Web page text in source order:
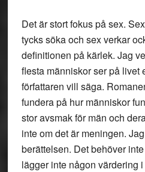
Det är stort fokus på sex.
tycks söka och sex verkar
definitionen på kärlek. Jag
flesta människor ser på livet
författaren vill säga.
fundera på hur människor
stor avsmak för män och
inte om det är meningen.
berättelsen. Det behöver
lägger inte någon värdering